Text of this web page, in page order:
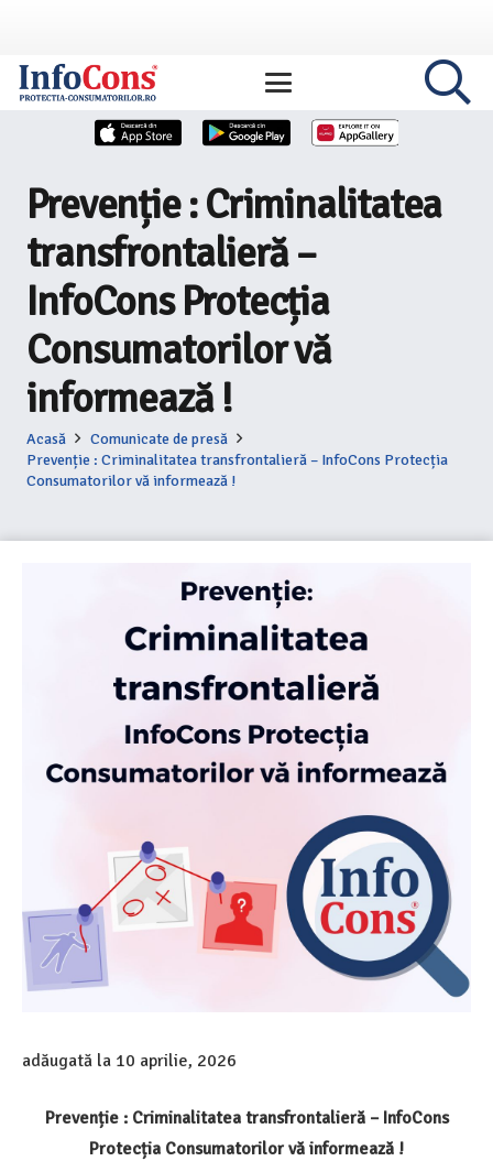
Prevenție : Criminalitatea
transfrontalieră –
InfoCons Protecția
Consumatorilor vă
informează !
Acasă
Comunicate de presă
Prevenție : Criminalitatea transfrontalieră – InfoCons Protecția
Consumatorilor vă informează !
adăugată la 10 aprilie, 2026
Prevenție : Criminalitatea transfrontalieră – InfoCons
Protecția Consumatorilor vă informează !